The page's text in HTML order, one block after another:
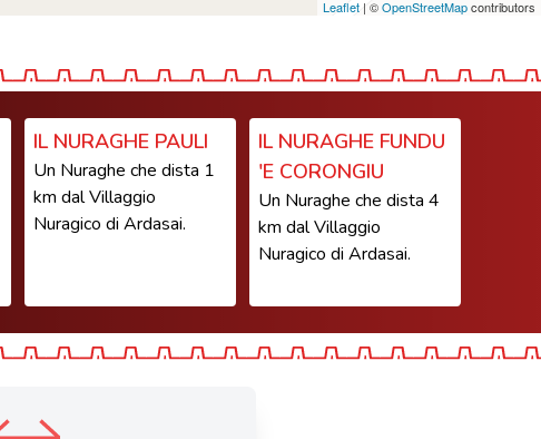
Leaflet | ©OpenStreetMapcontributors
IL NURAGHE PAULI
Un Nuraghe che dista 1
km dal Villaggio
Nuragico di Ardasai.
IL NURAGHE FUNDU
'E CORONGIU
Un Nuraghe che dista 4
km dal Villaggio
Nuragico di Ardasai.